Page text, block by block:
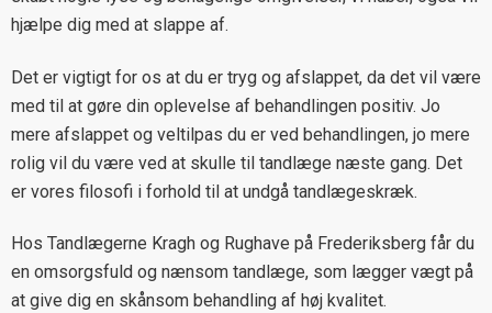
hjælpe dig med at slappe af.
Det er vigtigt for os at du er tryg og afslappet, da det vil være
med til at gøre din oplevelse af behandlingen positiv. Jo
mere afslappet og veltilpas du er ved behandlingen, jo mere
rolig vil du være ved at skulle til tandlæge næste gang. Det
er vores filosofi i forhold til at undgå tandlægeskræk.
Hos Tandlægerne Kragh og Rughave på Frederiksberg får du
en omsorgsfuld og nænsom tandlæge, som lægger vægt på
at give dig en skånsom behandling af høj kvalitet.